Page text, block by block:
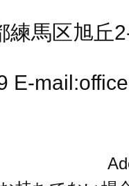
練馬区旭丘
E-